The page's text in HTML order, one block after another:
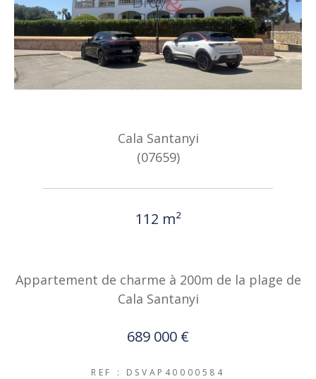
Cala Santanyi
(07659)
112 m²
Appartement de charme à 200m de la plage de
Cala Santanyi
689 000 €
REF : DSVAP40000584